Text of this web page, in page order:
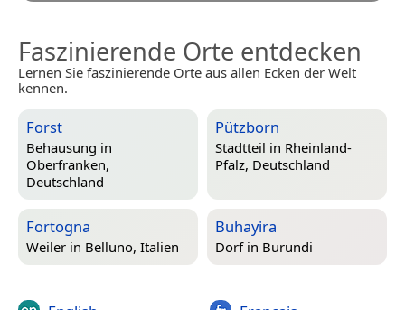
Faszinierende Orte entdecken
Lernen Sie faszinierende Orte aus allen Ecken der Welt
kennen.
Forst
Behausung in
Oberfranken,
Deutschland
Pützborn
Stadtteil in Rheinland-
Pfalz, Deutschland
Fortogna
Weiler in Belluno, Italien
Buhayira
Dorf in Burundi